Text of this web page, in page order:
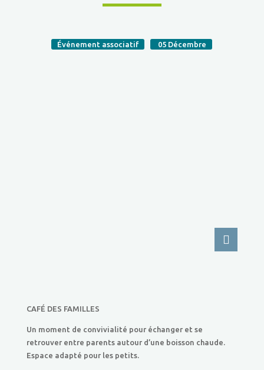
Événement associatif 05 Décembre
CAFÉ DES FAMILLES
Un moment de convivialité pour échanger et se
retrouver entre parents autour d’une boisson chaude.
Espace adapté pour les petits.